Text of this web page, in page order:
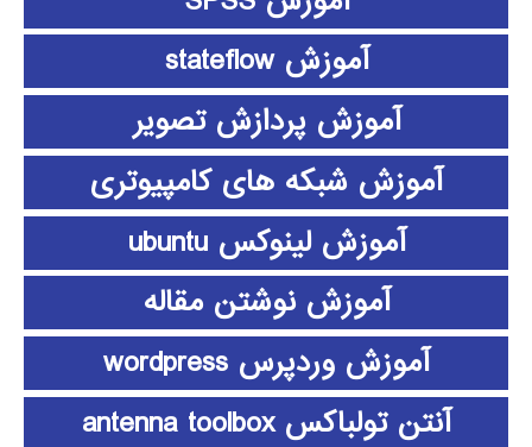
آموزش stateflow
آموزش پردازش تصویر
آموزش شبکه های کامپیوتری
آموزش لینوکس ubuntu
آموزش نوشتن مقاله
آموزش وردپرس wordpress
آنتن تولباکس antenna toolbox